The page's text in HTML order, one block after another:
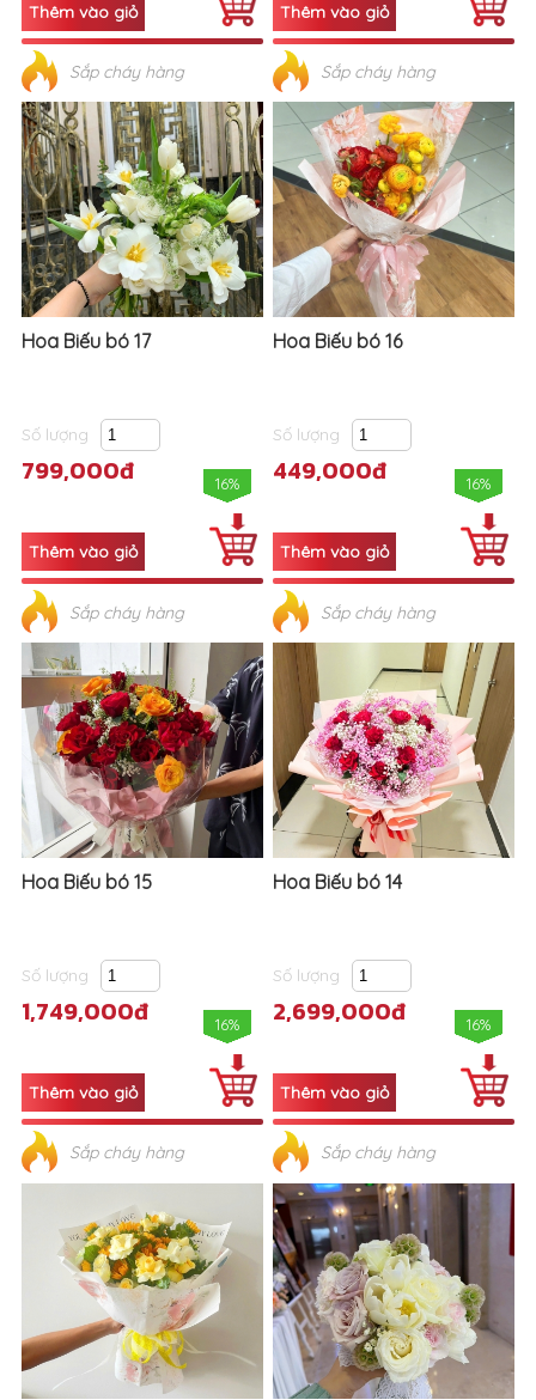
Sắp cháy hàng Sắp cháy hàng
Hoa Biếu bó 17
Số lượng
799,000đ 16%
Sắp cháy hàng
Hoa Biếu bó 16
Số lượng
449,000đ 16%
Sắp cháy hàng
Hoa Biếu bó 15
Số lượng
1,749,000đ 16%
Sắp cháy hàng
Hoa Biếu bó 14
Số lượng
2,699,000đ 16%
Sắp cháy hàng